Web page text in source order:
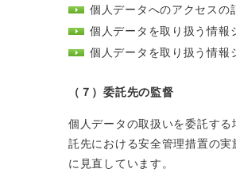
個人データへのアクセスの
個人データを取り扱う情報
個人データを取り扱う情報
（７）委託先の監督
個人データの取扱いを委託す
託先における安全管理措置の
に見直しています。